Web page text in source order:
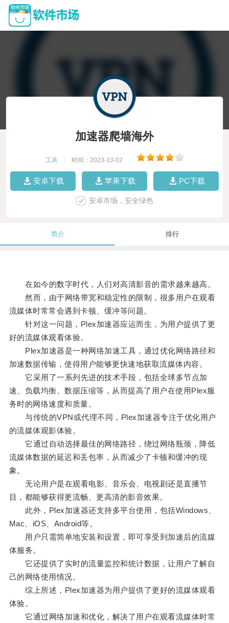
加速器爬墙海外
工具 时间：2023-10-02
安卓下载 苹果下载 PC下载
安卓市场，安全绿色
简介 排行
在如今的数字时代，人们对高清影音的需求越来越高。
然而，由于网络带宽和稳定性的限制，很多用户在观看
流媒体时常常会遇到卡顿、缓冲等问题。
针对这一问题，Plex加速器应运而生，为用户提供了更
好的流媒体观看体验。
Plex加速器是一种网络加速工具，通过优化网络路径和
加速数据传输，使得用户能够更快速地获取流媒体内容。
它采用了一系列先进的技术手段，包括全球多节点加
速、负载均衡、数据压缩等，从而提高了用户在使用Plex服
务时的网络速度和质量。
与传统的VPN或代理不同，Plex加速器专注于优化用户
的流媒体观影体验。
它通过自动选择最佳的网络路径，绕过网络瓶颈，降低
流媒体数据的延迟和丢包率，从而减少了卡顿和缓冲的现
象。
无论用户是在观看电影、音乐会、电视剧还是直播节
目，都能够获得更流畅、更高清的影音效果。
此外，Plex加速器还支持多平台使用，包括Windows、
Mac、iOS、Android等。
用户只需简单地安装和设置，即可享受到加速后的流媒
体服务。
它还提供了实时的流量监控和统计数据，让用户了解自
己的网络使用情况。
综上所述，Plex加速器为用户提供了更好的流媒体观看
体验。
它通过网络加速和优化，解决了用户在观看流媒体时常